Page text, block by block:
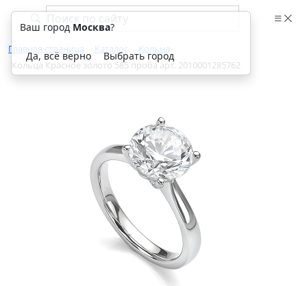
Главная страница Каталог
Кольца
Кольца Красное золото 585 проба арт. 2010001285762
Ваш город Москва?
Да, всё верно Выбрать город